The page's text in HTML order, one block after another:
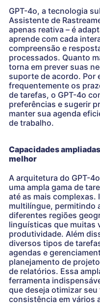
GPT-4o, a tecnologia
Assistente de
apenas reativa – é
aprende com cada
compreensão e
processados. Quanto
torna em prever suas
suporte de acordo. Por
frequentemente os
de tarefas, o GPT-4o
preferências e sugerir
manter sua agenda
de trabalho.
Capacidades
melhor
A arquitetura do GPT-
uma ampla gama de
até as mais
multilíngue, permitindo
diferentes regiões
linguísticas que muitas
produtividade. Além
diversos tipos de
agendas e
planejamento de
de relatórios. Essa
ferramenta
que deseja otimizar
consistência em vários